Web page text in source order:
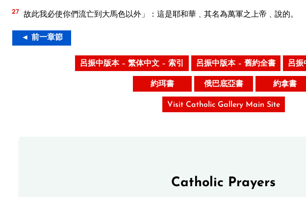
27 故此我必使你們流亡到大馬色以外」：這是耶和華﹑其名為萬軍之上帝﹑說的。
◄ 前一章節
呂振中版本 – 繁体中文 – 索引 呂振中版本 – 舊約全書 呂振
約珥書 俄巴底亞書 約拿書
Visit Catholic Gallery Main Site
Catholic Prayers